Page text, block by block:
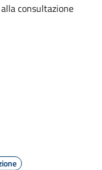
consultazione